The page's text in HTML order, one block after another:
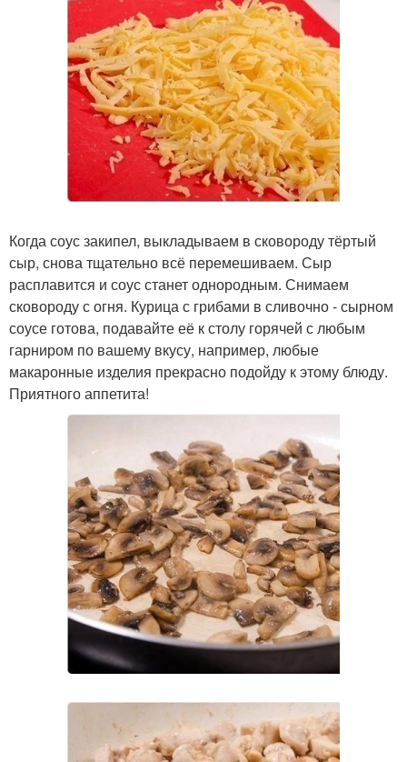
Когда соус закипел, выкладываем в сковороду тёртый
сыр, снова тщательно всё перемешиваем. Сыр
расплавится и соус станет однородным. Снимаем
сковороду с огня. Курица с грибами в сливочно - сырном
соусе готова, подавайте её к столу горячей с любым
гарниром по вашему вкусу, например, любые
макаронные изделия прекрасно подойду к этому блюду.
Приятного аппетита!